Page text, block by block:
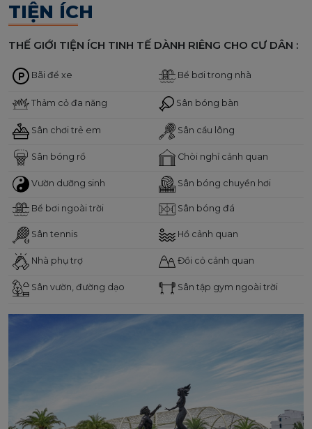
TIỆN ÍCH
THẾ GIỚI TIỆN ÍCH TINH TẾ DÀNH RIÊNG CHO CƯ DÂN :
Bãi để xe Bể bơi trong nhà
Thảm cỏ đa năng Sân bóng bàn
Sân chơi trẻ em Sân cầu lông
Sân bóng rổ Chòi nghỉ cảnh quan
Vườn dưỡng sinh Sân bóng chuyền hơi
Bể bơi ngoài trời Sân bóng đá
Sân tennis Hồ cảnh quan
Nhà phụ trợ Đồi cỏ cảnh quan
Sân vườn, đường dạo Sân tập gym ngoài trời